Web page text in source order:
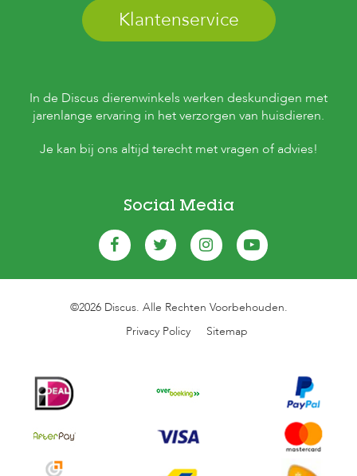
Klantenservice
In de Discus dierenwinkels werken deskundigen met
jarenlange ervaring in het verzorgen van huisdieren.
Je kan bij ons altijd terecht met vragen of advies!
Social Media
©2026 Discus. Alle Rechten Voorbehouden.
Privacy Policy
Sitemap